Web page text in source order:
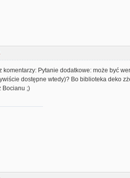
komentarzy: Pytanie dodatkowe: może być
dostępne wtedy)? Bo biblioteka deko
Bocianu ;)